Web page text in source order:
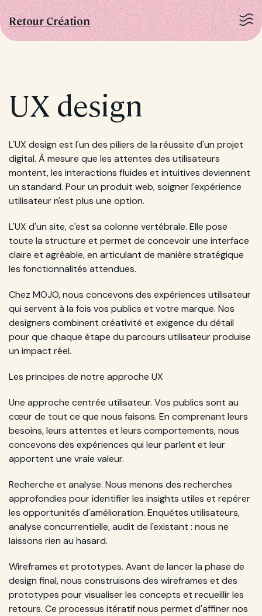
Retour Création
UX design
L'UX design est l'un des piliers de la réussite d'un projet
digital. À mesure que les attentes des utilisateurs
montent, les interactions fluides et intuitives deviennent
un standard. Pour un produit web, soigner l'expérience
utilisateur n'est plus une option.
L'UX d'un site, c'est sa colonne vertébrale. Elle pose
toute la structure et permet de concevoir une interface
claire et agréable, en articulant de manière stratégique
les fonctionnalités attendues.
Chez MOJO, nous concevons des expériences utilisateur
qui servent à la fois vos publics et votre marque. Nos
designers combinent créativité et exigence du détail
pour que chaque étape du parcours utilisateur produise
un impact réel.
Les principes de notre approche UX
Une approche centrée utilisateur. Vos publics sont au
cœur de tout ce que nous faisons. En comprenant leurs
besoins, leurs attentes et leurs comportements, nous
concevons des expériences qui leur parlent et leur
apportent une vraie valeur.
Recherche et analyse. Nous menons des recherches
approfondies pour identifier les insights utiles et repérer
les opportunités d'amélioration. Enquêtes utilisateurs,
analyse concurrentielle, audit de l'existant : nous ne
laissons rien au hasard.
Wireframes et prototypes. Avant de lancer la phase de
design final, nous construisons des wireframes et des
prototypes pour visualiser les concepts et recueillir les
retours. Ce processus itératif nous permet d'affiner nos